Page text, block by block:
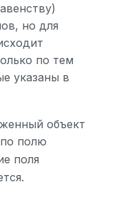
но для
по тем
указаны в
объект
по полю
поля